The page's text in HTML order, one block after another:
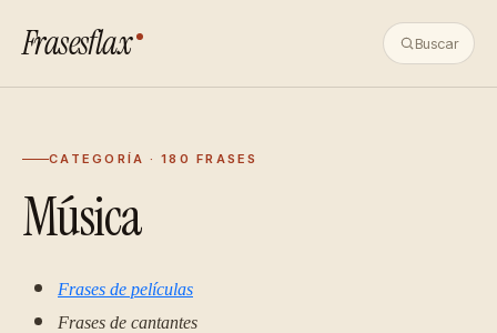
Frasesflax Buscar
CATEGORÍA · 180 FRASES
Música
Frases de películas
Frases de cantantes